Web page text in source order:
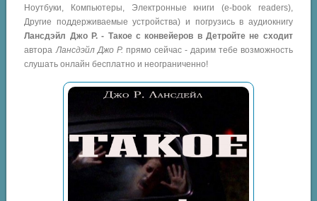
Ноутбуки, Компьютеры, Электронные книги (e-book readers),
Другие поддерживаемые устройства) и погрузись в аудиокнигу
Лансдэйл Джо Р. - Такое с конвейеров в Детройте не сходит
автораЛансдэйл Джо Р. прямо сейчас - дарим тебе возможность
слушать онлайн бесплатно и неограниченно!